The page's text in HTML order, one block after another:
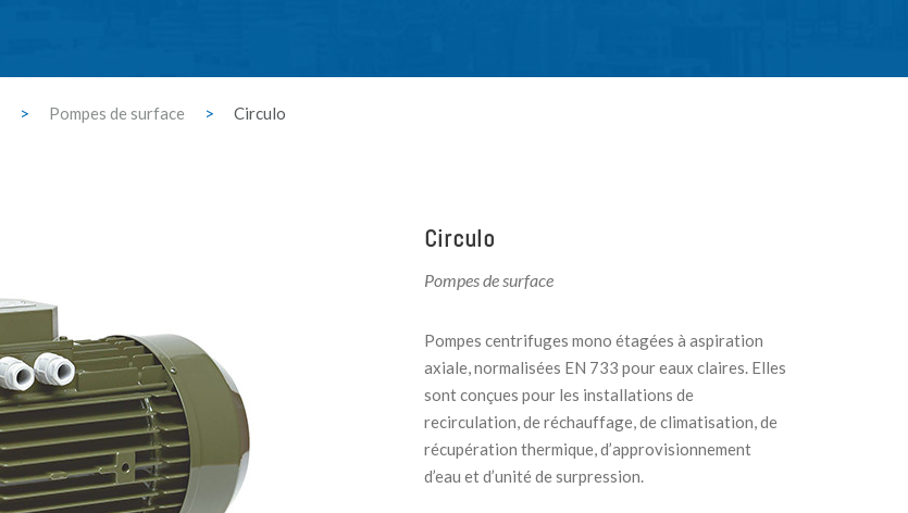
> Pompes de surface > Circulo
Circulo
Pompes de surface
Pompes centrifuges mono étagées à aspiration
axiale, normalisées EN 733 pour eaux claires. Elles
sont conçues pour les installations de
recirculation, de réchauffage, de climatisation, de
récupération thermique, d’approvisionnement
d’eau et d’unité de surpression.